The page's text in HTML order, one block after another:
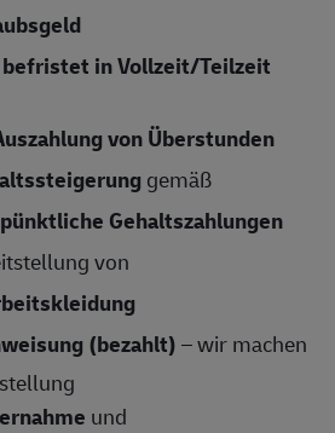
befristet in Vollzeit/Teilzeit
von Überstunden
gemäß
pünktliche Gehaltszahlungen
von
(bezahlt)– wir machen
und